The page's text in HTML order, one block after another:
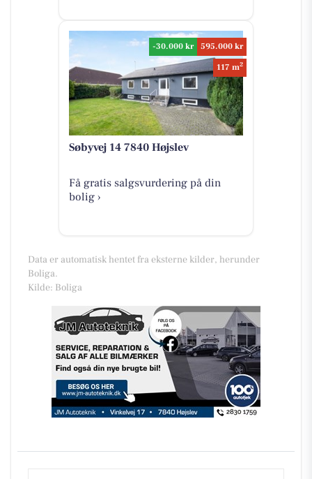
-30.000 kr
595.000 kr
117 m2
Søbyvej 14 7840 Højslev
Få gratis salgsvurdering på din
bolig ›
Data er automatisk hentet fra eksterne kilder, herunder
Boliga.
Kilde: Boliga